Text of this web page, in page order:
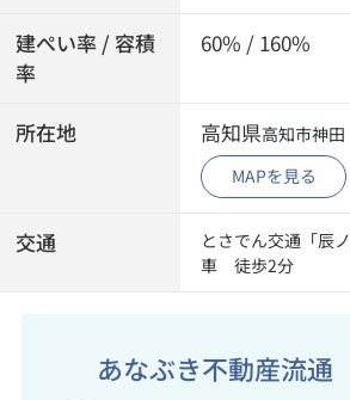
建ぺい率 / 容積
率
60% / 160%
所在地 高知県高知市神田
MAPを見る
交通
とさでん交通「辰
車 徒歩2分
あなぶき不動産流